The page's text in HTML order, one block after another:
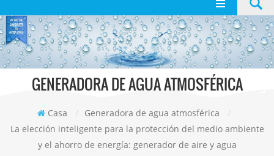
GENERADORA DE AGUA ATMOSFÉRICA
Casa / Generadora de agua atmosférica
/
La elección inteligente para la protección del medio ambiente
y el ahorro de energía: generador de aire y agua